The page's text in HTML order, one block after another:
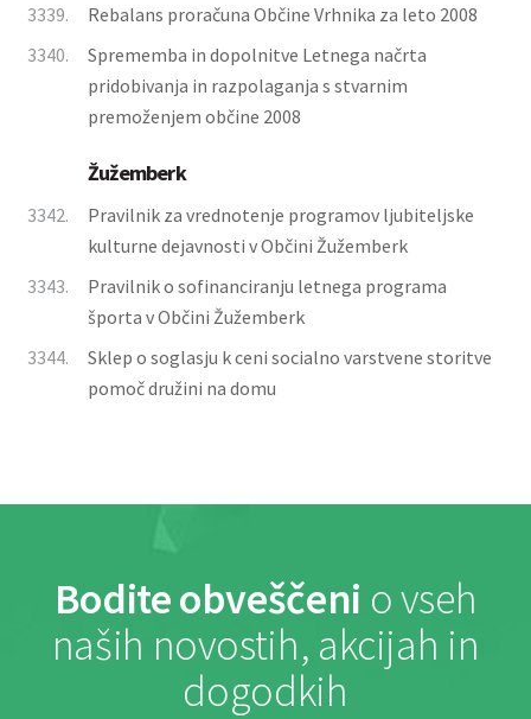
3339.
Rebalans proračuna Občine Vrhnika za leto 2008
3340.
Sprememba in dopolnitve Letnega načrta
pridobivanja in razpolaganja s stvarnim
premoženjem občine 2008
Žužemberk
3342.
Pravilnik za vrednotenje programov ljubiteljske
kulturne dejavnosti v Občini Žužemberk
3343.
Pravilnik o sofinanciranju letnega programa
športa v Občini Žužemberk
3344.
Sklep o soglasju k ceni socialno varstvene storitve
pomoč družini na domu
Bodite obveščeni o vseh
naših novostih, akcijah in
dogodkih